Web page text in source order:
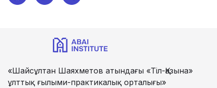
«Шайсұлтан Шаяхметов атындағы «Тіл-Қазына»
ұлттық ғылыми-практикалық орталығы»